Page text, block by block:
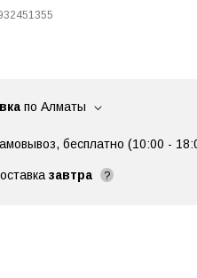
по Алматы
бесплатно (10:00 -
завтра ?